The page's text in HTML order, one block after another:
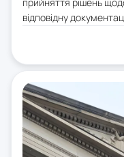
прийняття рішень
відповідну